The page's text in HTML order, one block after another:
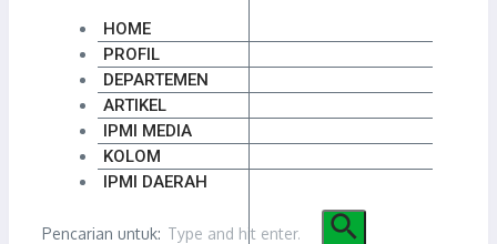
HOME
PROFIL
DEPARTEMEN
ARTIKEL
IPMI MEDIA
KOLOM
IPMI DAERAH
Pencarian untuk: